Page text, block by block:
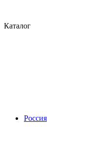
Каталог
Россия